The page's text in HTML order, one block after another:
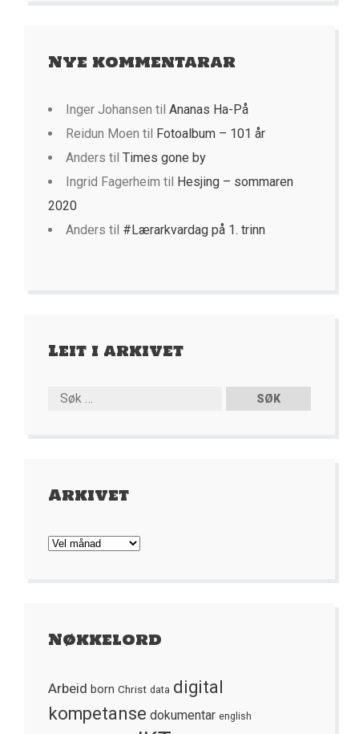
Nye kommentarar
Inger Johansen til Ananas Ha-På
Reidun Moen til Fotoalbum – 101 år
Anders til Times gone by
Ingrid Fagerheim til Hesjing – sommaren
2020
Anders til #Lærarkvardag på 1. trinn
Leit i arkivet
Arkivet
Arkivet
Nøkkelord
Arbeid born Christ data digital
kompetanse dokumentar english